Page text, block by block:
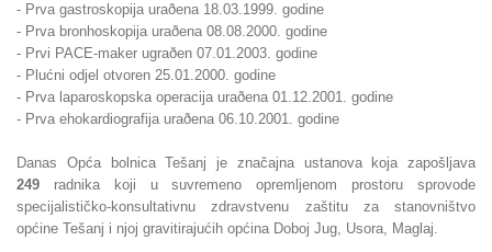
- Prva gastroskopija uraðena 18.03.1999. godine
- Prva bronhoskopija uraðena 08.08.2000. godine
- Prvi PACE-maker ugraðen 07.01.2003. godine
- Plućni odjel otvoren 25.01.2000. godine
- Prva laparoskopska operacija uraðena 01.12.2001. godine
- Prva ehokardiografija uraðena 06.10.2001. godine
Danas Opća bolnica Tešanj je značajna ustanova koja zapošljava
249 radnika koji u suvremeno opremljenom prostoru sprovode
specijalističko-konsultativnu zdravstvenu zaštitu za stanovništvo
općine Tešanj i njoj gravitirajućih općina Doboj Jug, Usora, Maglaj.